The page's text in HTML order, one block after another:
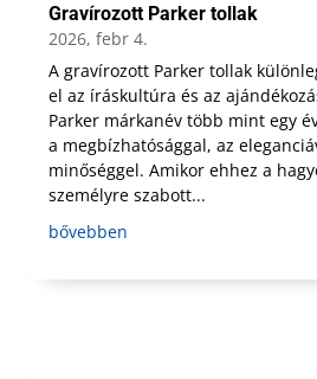
Gravírozott Parker tollak
2026, febr 4.
A gravírozott Parker tollak
el az íráskultúra és az
Parker márkanév több mint egy
a megbízhatósággal, az
minőséggel. Amikor ehhez a
személyre szabott...
bővebben